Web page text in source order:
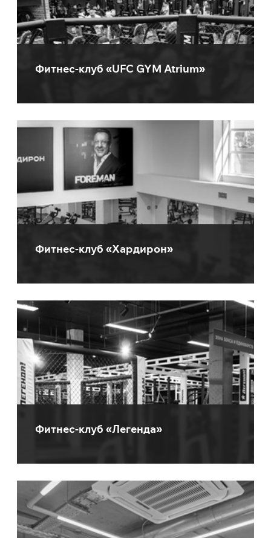
Фитнес-клуб «UFC GYM Atrium»
Фитнес-клуб «Хардирон»
Фитнес-клуб «Легенда»